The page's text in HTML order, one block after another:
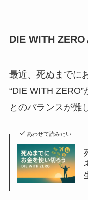
DIE WITH
最近、死ぬまでに
“DIE WITH
とのバランスが難
あわせて読みたい